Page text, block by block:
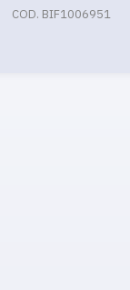
COD. BIF1006951